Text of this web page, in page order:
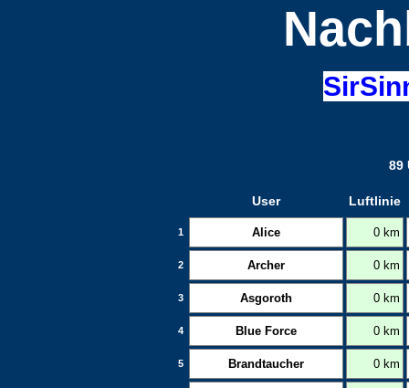
89
User Luftlinie
1 Alice 0 km
2 Archer 0 km
3 Asgoroth 0 km
4 Blue Force 0 km
5 Brandtaucher 0 km